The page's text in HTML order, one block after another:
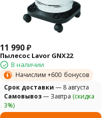
11 990₽
Пылесос Lavor GNX22
В наличии
Начислим +600 бонусов
Cрок доставки — 8 августа
Самовывоз— Завтра (скидка
3%)